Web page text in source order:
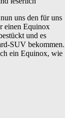
uns den für uns
einen Equinox
und es
SUV bekommen.
ein Equinox, wie